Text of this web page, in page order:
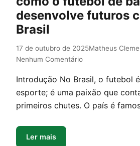
desenvolve futuros
Brasil
17 de outubro de 2025Matheus
Nenhum Comentário
Introdução No Brasil, o futebol
esporte; é uma paixão que
primeiros chutes. O país é
Ler mais